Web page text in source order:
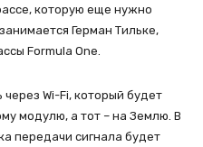
которую еще нужно
Герман Тильке,
Formula One.
Wi-Fi, который будет
модулю, а тот – на Землю. В
передачи сигнала будет